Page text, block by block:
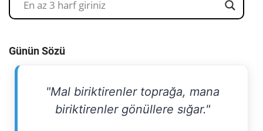
Günün Sözü
"Mal biriktirenler toprağa, mana
biriktirenler gönüllere sığar."